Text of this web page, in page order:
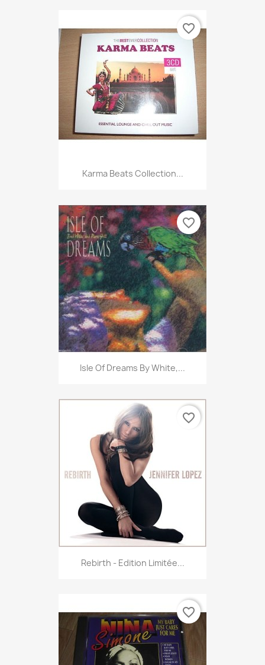
Karma Beats Collection...
favorite_border
Isle Of Dreams By White,...
favorite_border
Rebirth - Edition Limitée...
favorite_border
favorite_border